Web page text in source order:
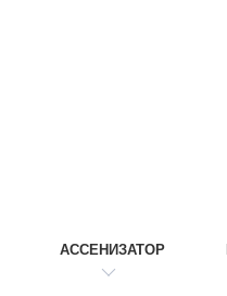
АССЕНИЗАТОР